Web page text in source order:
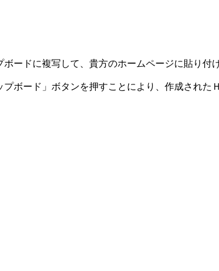
ードに複写して、貴方のホームページに貼り付
ボード」ボタンを押すことにより、作成された